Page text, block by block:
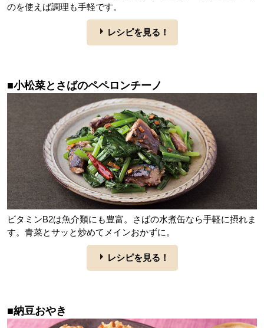
のを使えば調理も手軽です。
レシピを見る！
■小松菜とさばのペペロンチーノ
ビタミンB2は魚介類にも豊富。さばの水煮缶なら手軽に摂れま
す。青菜とサッと炒めてメインおかずに。
レシピを見る！
■納豆おやき